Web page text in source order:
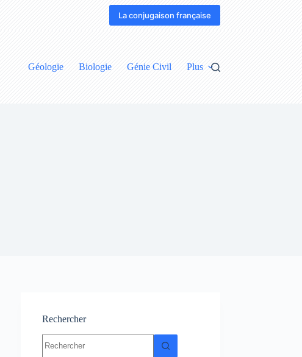
La conjugaison française
Géologie Biologie Génie Civil Plus
Rechercher
résultat